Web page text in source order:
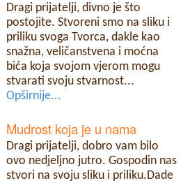
Dragi prijatelji, divno je što
postojite. Stvoreni smo na sliku i
priliku svoga Tvorca, dakle kao
snažna, veličanstvena i moćna
bića koja svojom vjerom mogu
stvarati svoju stvarnost...
Opširnije...
Mudrost koja je u nama
Dragi prijatelji, dobro vam bilo
ovo nedjeljno jutro. Gospodin nas
stvori na svoju sliku i priliku.Dade